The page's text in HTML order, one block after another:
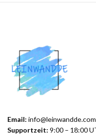
Email: info@leinwandde.com
Supportzeit: 9:00 – 18:00